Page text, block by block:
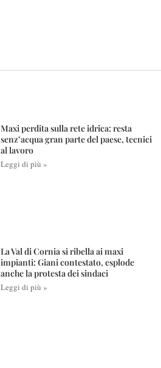
Maxi perdita sulla rete idrica: resta
senz’acqua gran parte del paese, tecnici
al lavoro
Leggi di più »
La Val di Cornia si ribella ai maxi
impianti: Giani contestato, esplode
anche la protesta dei sindaci
Leggi di più »